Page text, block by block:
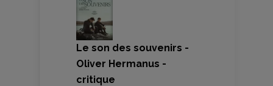
Le son des souvenirs -
Oliver Hermanus -
critique